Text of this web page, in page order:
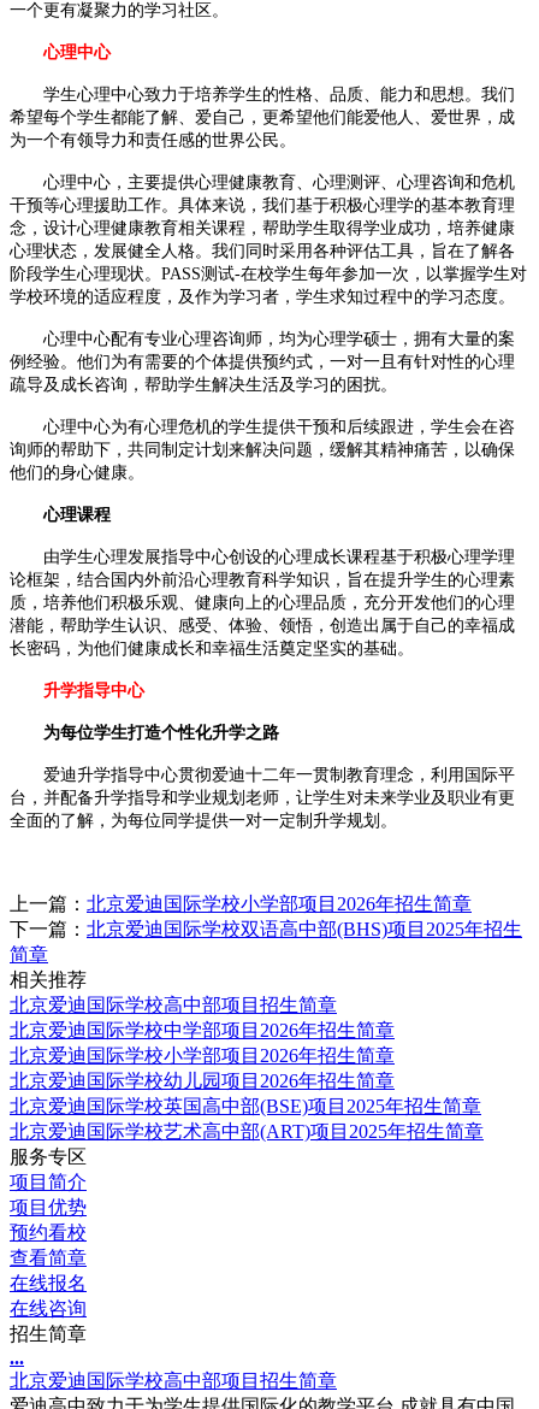
一个更有凝聚力的学习社区。
心理中心
学生心理中心致力于培养学生的性格、品质、能力和思想。我们
希望每个学生都能了解、爱自己，更希望他们能爱他人、爱世界，成
为一个有领导力和责任感的世界公民。
心理中心，主要提供心理健康教育、心理测评、心理咨询和危机
干预等心理援助工作。具体来说，我们基于积极心理学的基本教育理
念，设计心理健康教育相关课程，帮助学生取得学业成功，培养健康
心理状态，发展健全人格。我们同时采用各种评估工具，旨在了解各
阶段学生心理现状。PASS测试-在校学生每年参加一次，以掌握学生对
学校环境的适应程度，及作为学习者，学生求知过程中的学习态度。
心理中心配有专业心理咨询师，均为心理学硕士，拥有大量的案
例经验。他们为有需要的个体提供预约式，一对一且有针对性的心理
疏导及成长咨询，帮助学生解决生活及学习的困扰。
心理中心为有心理危机的学生提供干预和后续跟进，学生会在咨
询师的帮助下，共同制定计划来解决问题，缓解其精神痛苦，以确保
他们的身心健康。
心理课程
由学生心理发展指导中心创设的心理成长课程基于积极心理学理
论框架，结合国内外前沿心理教育科学知识，旨在提升学生的心理素
质，培养他们积极乐观、健康向上的心理品质，充分开发他们的心理
潜能，帮助学生认识、感受、体验、领悟，创造出属于自己的幸福成
长密码，为他们健康成长和幸福生活奠定坚实的基础。
升学指导中心
为每位学生打造个性化升学之路
爱迪升学指导中心贯彻爱迪十二年一贯制教育理念，利用国际平
台，并配备升学指导和学业规划老师，让学生对未来学业及职业有更
全面的了解，为每位同学提供一对一定制升学规划。
上一篇： 北京爱迪国际学校小学部项目2026年招生简章
下一篇： 北京爱迪国际学校双语高中部(BHS)项目2025年招生
简章
相关推荐
北京爱迪国际学校高中部项目招生简章
北京爱迪国际学校中学部项目2026年招生简章
北京爱迪国际学校小学部项目2026年招生简章
北京爱迪国际学校幼儿园项目2026年招生简章
北京爱迪国际学校英国高中部(BSE)项目2025年招生简章
北京爱迪国际学校艺术高中部(ART)项目2025年招生简章
服务专区
项目简介
项目优势
预约看校
查看简章
在线报名
在线咨询
招生简章
...
北京爱迪国际学校高中部项目招生简章